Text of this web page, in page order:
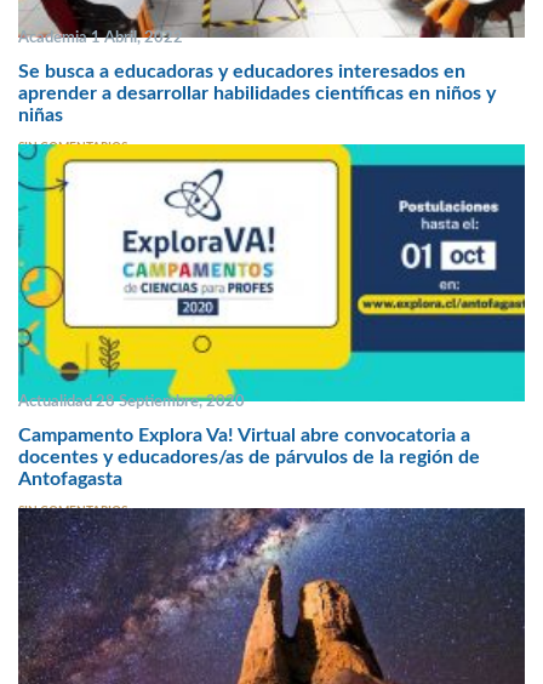
Academia 1 Abril, 2022
Se busca a educadoras y educadores interesados en
aprender a desarrollar habilidades científicas en niños y
niñas
SIN COMENTARIOS
Actualidad 28 Septiembre, 2020
Campamento Explora Va! Virtual abre convocatoria a
docentes y educadores/as de párvulos de la región de
Antofagasta
SIN COMENTARIOS